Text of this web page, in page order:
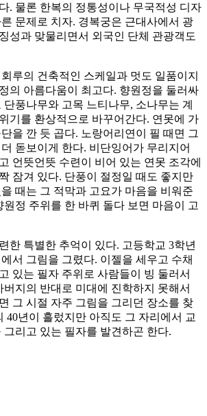
. 물론 한복의 정통성이나 무국적성 디자
문제로 치자. 경복궁은 근대사에서 광
성과 맞물리면서 외국인 단체 관광객도
루의 건축적인 스케일과 멋도 일품이지
의 아름다움이 최고다. 향원정을 둘러싸
풍나무와 고목 느티나무, 소나무는 계
기를 환상적으로 바꾸어간다. 연못에 가
을 깐 듯 곱다. 노랑어리연이 필 때면 그
돋보이게 한다. 비단잉어가 무리지어
언뜻언뜻 수련이 비어 있는 연못 조각에
잠겨 있다. 단풍이 절정일 때도 좋지만
때는 그 적막과 고요가 마음을 비워준
원정 주위를 한 바퀴 돌다 보면 마음이 고
한 특별한 추억이 있다. 고등학교 3학년
서 그림을 그렸다. 이젤을 세우고 수채
있는 필자 주위로 사람들이 빙 둘러서
버지의 반대로 미대에 진학하지 못해서
그 시절 자주 그림을 그리던 장소를 찾
40년이 흘렀지만 아직도 그 자리에서 교
그리고 있는 필자를 발견하곤 한다.